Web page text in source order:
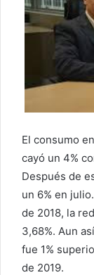
El consumo
cayó un 4%
Después de
un 6% en
de 2018, la
3,68%. Aun
fue 1%
de 2019.